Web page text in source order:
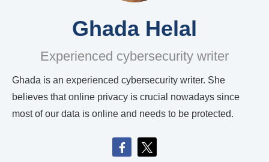
Ghada Helal
Experienced cybersecurity writer
Ghada is an experienced cybersecurity writer. She
believes that online privacy is crucial nowadays since
most of our data is online and needs to be protected.